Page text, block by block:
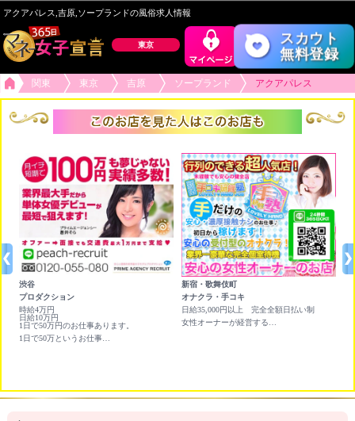
アクアパレス,吉原,ソープランドの風俗求人情報
東京 スカウト
無料登録
関東 東京 吉原 ソープランド アクアパレス
渋谷
プロダクション
時給4万円
日給10万円
1日で50万円のお仕事あります。
新宿・歌舞伎町
オナクラ・手コキ
日給35,000円以上 完全全額日払い制